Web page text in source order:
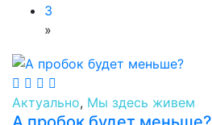
3
»
Актуально, Мы здесь живем